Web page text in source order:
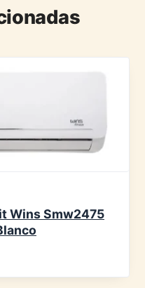
Wins Smw2475